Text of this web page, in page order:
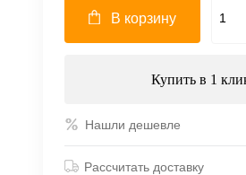
В корзину
Купить в 1
Нашли дешевле
Рассчитать доставку